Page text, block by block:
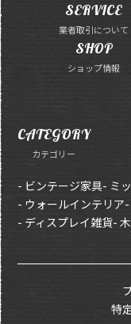
SERVICE
業者取引について
SHOP
ショップ情報
CATEGORY
カテゴリー
- ビンテージ家具- ミ
- ウォールインテリア
- ディスプレイ雑貨-
特